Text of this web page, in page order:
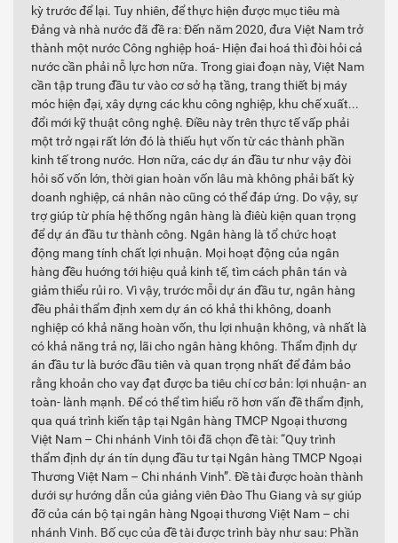
kỳ trước để lại. Tuy nhiên, để thực hiện được mục tiêu mà
Đảng và nhà nước đã đề ra: Đến năm 2020, đưa Việt Nam trở
thành một nước Công nghiệp hoá- Hiện đai hoá thì đòi hỏi cả
nước cần phải nỗ lực hơn nữa. Trong giai đoạn này, Việt Nam
cần tập trung đầu tư vào cơ sở hạ tầng, trang thiết bị máy
móc hiện đại, xây dựng các khu công nghiệp, khu chế xuất...
đổi mới kỹ thuật công nghệ. Điều này trên thực tế vấp phải
một trở ngại rất lớn đó là thiếu hụt vốn từ các thành phần
kinh tế trong nước. Hơn nữa, các dự án đầu tư như vậy đòi
hỏi số vốn lớn, thời gian hoàn vốn lâu mà không phải bất kỳ
doanh nghiệp, cá nhân nào cũng có thể đáp ứng. Do vậy, sự
trợ giúp từ phía hệ thống ngân hàng là điêù kiện quan trọng
để dự án đầu tư thành công. Ngân hàng là tổ chức hoạt
động mang tính chất lợi nhuận. Mọi hoạt động của ngân
hàng đều huớng tới hiệu quả kinh tế, tìm cách phân tán và
giảm thiểu rủi ro. Vì vậy, trước mỗi dự án đầu tư, ngân hàng
đều phải thẩm định xem dự án có khả thi không, doanh
nghiệp có khả năng hoàn vốn, thu lợi nhuận không, và nhất là
có khả năng trả nợ, lãi cho ngân hàng không. Thẩm định dự
án đầu tư là bước đầu tiên và quan trọng nhất để đảm bảo
rằng khoản cho vay đạt được ba tiêu chí cơ bản: lợi nhuận- an
toàn- lành mạnh. Để có thể tìm hiểu rõ hơn vấn đề thẩm định,
qua quá trình kiến tập tại Ngân hàng TMCP Ngoại thương
Việt Nam – Chi nhánh Vinh tôi đã chọn đề tài: “Quy trình
thẩm định dự án tín dụng đầu tư tại Ngân hàng TMCP Ngoại
Thương Việt Nam – Chi nhánh Vinh”. Đề tài được hoàn thành
dưới sự hướng dẫn của giảng viên Đào Thu Giang và sự giúp
đỡ của cán bộ tại ngân hàng Ngoại thương Việt Nam – chi
nhánh Vinh. Bố cục của đề tài được trình bày như sau: Phần